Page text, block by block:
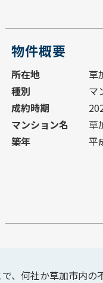
物件概要
所在地
草
種別
マ
成約時期
マンション名
草
築年
平
、何社か草加市内の